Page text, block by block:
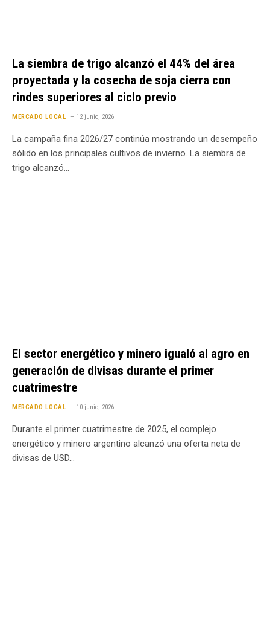
La siembra de trigo alcanzó el 44% del área
proyectada y la cosecha de soja cierra con
rindes superiores al ciclo previo
MERCADO LOCAL 12 junio, 2026
La campaña fina 2026/27 continúa mostrando un desempeño
sólido en los principales cultivos de invierno. La siembra de
trigo alcanzó…
El sector energético y minero igualó al agro en
generación de divisas durante el primer
cuatrimestre
MERCADO LOCAL 10 junio, 2026
Durante el primer cuatrimestre de 2025, el complejo
energético y minero argentino alcanzó una oferta neta de
divisas de USD…